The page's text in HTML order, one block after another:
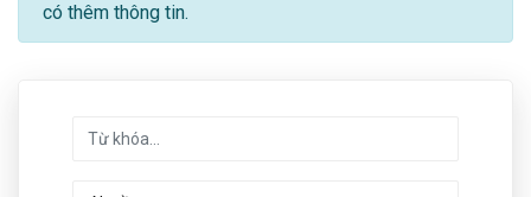
có thêm thông tin.